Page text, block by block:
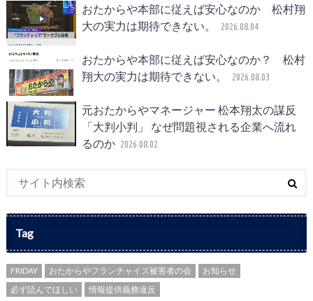
おたからや本部に従えば安心なのか 松村翔
大の実力は期待できない。
2026.08.04
おたからや本部に従えば安心なのか？ 松村
翔大の実力は期待できない。
2026.08.03
元おたからやマネージャー 松本翔太の謀反
「大判小判」 なぜ問題視される企業へ流れ
るのか 2026.08.02
Tag
FRIDAY おたからやフランチャイズ被害者の会
お知らせ
必ず読んでほしい
情報提供義務違反